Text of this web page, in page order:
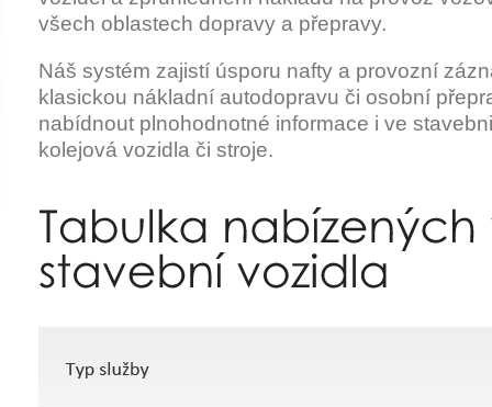
všech oblastech dopravy a přepravy.
Náš systém zajistí úsporu nafty a provozní
klasickou nákladní autodopravu či osobní
nabídnout plnohodnotné informace i ve
kolejová vozidla či stroje.